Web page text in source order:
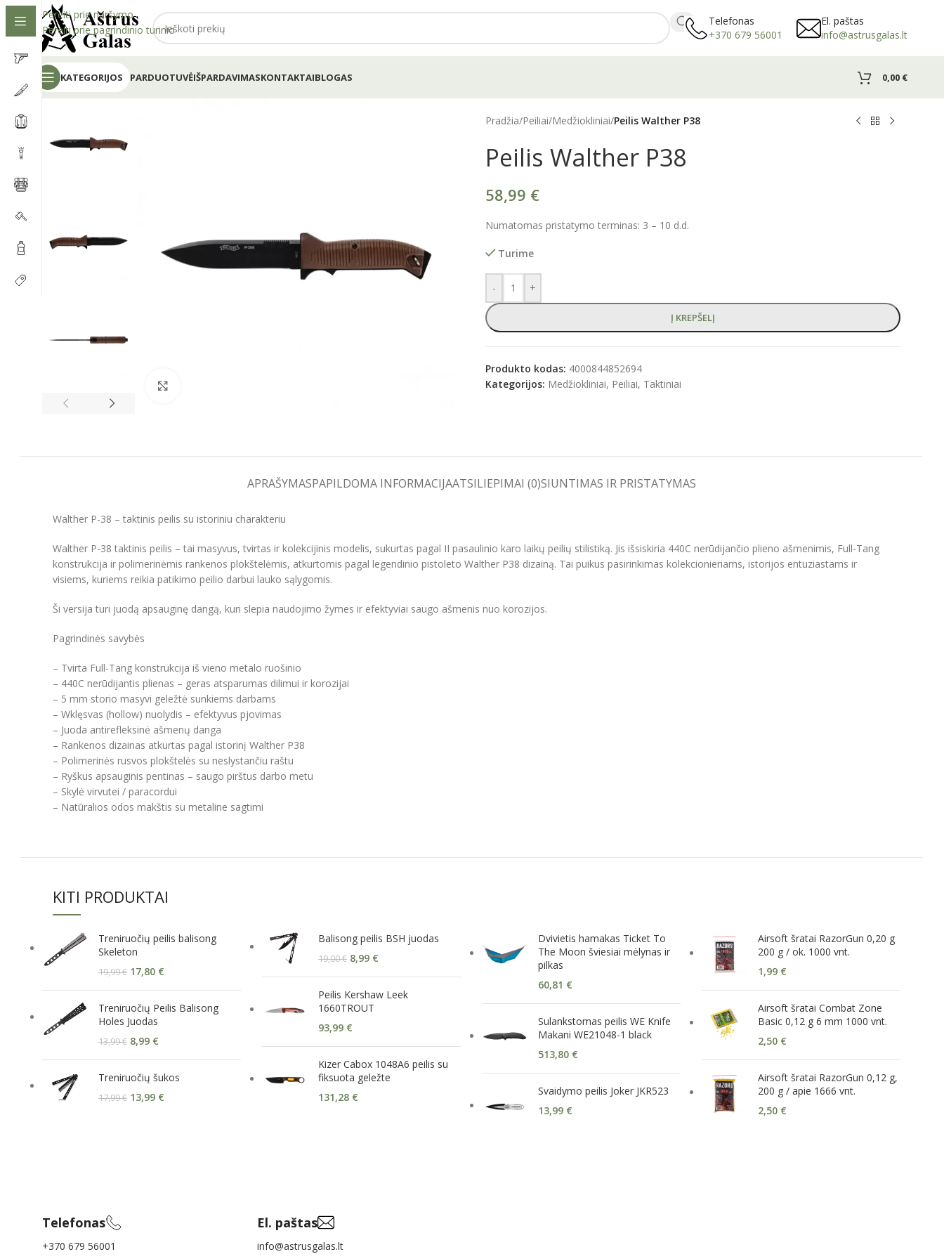
Pereiti prie naršymo
Pereiti prie pagrindinio turinio
Telefonas
+370 679 56001
El. paštas
info@astrusgalas.lt
KATEGORIJOS PARDUOTUVĖIŠPARDAVIMASKONTAKTAIBLOGAS 0,00 €
Pradžia/Peiliai/Medžiokliniai/Peilis Walther P38
Peilis Walther P38
58,99 €
Numatomas pristatymo terminas: 3 – 10 d.d.
Turime
- +
Į KREPŠELĮ
Produkto kodas: 4000844852694
Kategorijos: Medžiokliniai, Peiliai, Taktiniai
APRAŠYMASPAPILDOMA INFORMACIJAATSILIEPIMAI (0)SIUNTIMAS IR PRISTATYMAS
Walther P-38 – taktinis peilis su istoriniu charakteriu
Walther P-38 taktinis peilis – tai masyvus, tvirtas ir kolekcijinis modelis, sukurtas pagal II pasaulinio karo laikų peilių stilistiką. Jis išsiskiria 440C nerūdijančio plieno ašmenimis, Full-Tang
konstrukcija ir polimerinėmis rankenos plokštelėmis, atkurtomis pagal legendinio pistoleto Walther P38 dizainą. Tai puikus pasirinkimas kolekcionieriams, istorijos entuziastams ir
visiems, kuriems reikia patikimo peilio darbui lauko sąlygomis.
Ši versija turi juodą apsauginę dangą, kuri slepia naudojimo žymes ir efektyviai saugo ašmenis nuo korozijos.
Pagrindinės savybės
– Tvirta Full-Tang konstrukcija iš vieno metalo ruošinio
– 440C nerūdijantis plienas – geras atsparumas dilimui ir korozijai
– 5 mm storio masyvi geležtė sunkiems darbams
– Wklęsvas (hollow) nuolydis – efektyvus pjovimas
– Juoda antirefleksinė ašmenų danga
– Rankenos dizainas atkurtas pagal istorinį Walther P38
– Polimerinės rusvos plokštelės su neslystančiu raštu
– Ryškus apsauginis pentinas – saugo pirštus darbo metu
– Skylė virvutei / paracordui
– Natūralios odos makštis su metaline sagtimi
KITI PRODUKTAI
Treniruočių peilis balisong
Skeleton
19,99€ 17,80 €
Treniruočių Peilis Balisong
Holes Juodas
13,99€ 8,99 €
Treniruočių šukos
17,99€ 13,99 €
Balisong peilis BSH juodas
19,00€ 8,99 €
Peilis Kershaw Leek
1660TROUT
93,99 €
Kizer Cabox 1048A6 peilis su
fiksuota geležte
131,28 €
Dvivietis hamakas Ticket To
The Moon šviesiai mėlynas ir
pilkas
60,81 €
Sulankstomas peilis WE Knife
Makani WE21048-1 black
513,80 €
Svaidymo peilis Joker JKR523
13,99 €
Airsoft šratai RazorGun 0,20 g
200 g / ok. 1000 vnt.
1,99 €
Airsoft šratai Combat Zone
Basic 0,12 g 6 mm 1000 vnt.
2,50 €
Airsoft šratai RazorGun 0,12 g,
200 g / apie 1666 vnt.
2,50 €
Telefonas
+370 679 56001
El. paštas
info@astrusgalas.lt